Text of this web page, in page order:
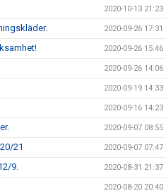
2020-10-13 21:23
2020-09-26 17:31
2020-09-26 15:46
2020-09-26 14:06
2020-09-19 14:33
2020-09-16 14:23
2020-09-07 08:55
21 2020-09-07 07:47
9. 2020-08-31 21:37
2020-08-20 20:40